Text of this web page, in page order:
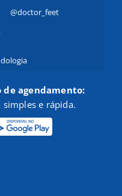
@doctor_feet
de agendamento:
e rápida.